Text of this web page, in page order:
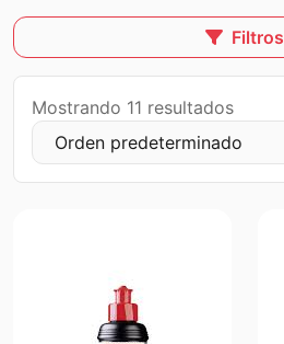
Filtros
Mostrando 11 resultados